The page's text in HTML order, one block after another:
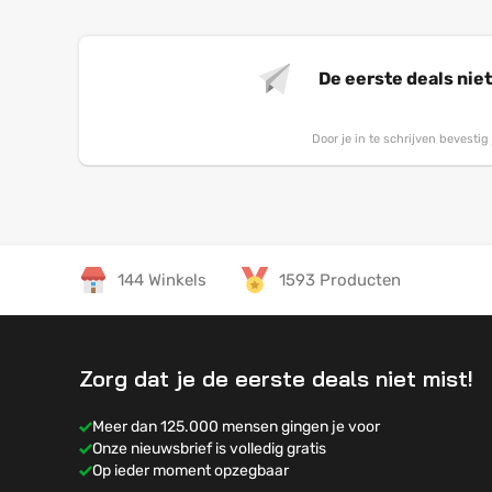
De eerste deals
Door je in te schrijven
144 Winkels 1593 Producten
Zorg dat je de eerste deals niet mist!
Meer dan 125.000 mensen gingen je voor
Onze nieuwsbrief is volledig gratis
Op ieder moment opzegbaar